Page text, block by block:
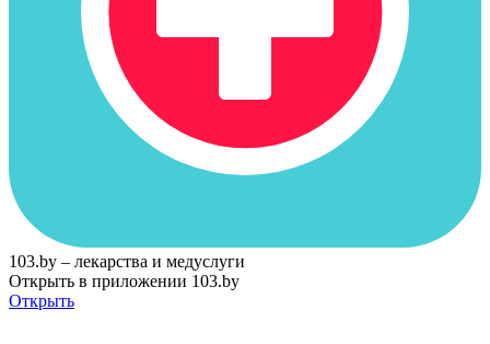
103.by – лекарства и медуслуги
Открыть в приложении 103.by
Открыть